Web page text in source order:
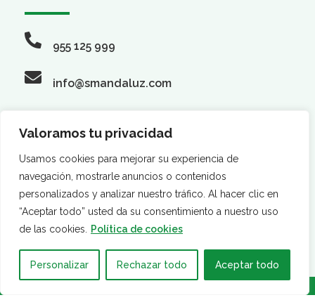
Valoramos tu privacidad
Usamos cookies para mejorar su experiencia de
navegación, mostrarle anuncios o contenidos
personalizados y analizar nuestro tráfico. Al hacer clic en
“Aceptar todo” usted da su consentimiento a nuestro uso
de las cookies.
Política de cookies
Personalizar Rechazar todo Aceptar todo
955 125 999
info@smandaluz.com
Síguenos